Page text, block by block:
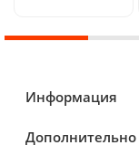
Информация
Дополнительно